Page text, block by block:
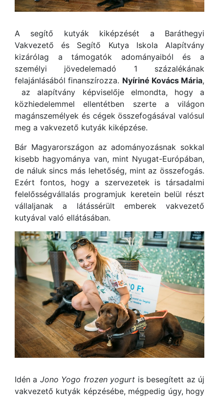
A segítő kutyák kiképzését a Baráthegyi
Vakvezető és Segítő Kutya Iskola Alapítvány
kizárólag a támogatók adományaiból és a
személyi jövedelemadó 1 százalékának
felajánlásából finanszírozza. Nyíriné Kovács Mária,
az alapítvány képviselője elmondta, hogy a
közhiedelemmel ellentétben szerte a világon
magánszemélyek és cégek összefogásával valósul
meg a vakvezető kutyák kiképzése.
Bár Magyarországon az adományozásnak sokkal
kisebb hagyománya van, mint Nyugat-Európában,
de náluk sincs más lehetőség, mint az összefogás.
Ezért fontos, hogy a szervezetek is társadalmi
felelősségvállalás programjuk keretein belül részt
vállaljanak a látássérült emberek vakvezető
kutyával való ellátásában.
Idén a Jono Yogo frozen yogurt is besegített az új
vakvezető kutyák képzésébe, mégpedig úgy, hogy